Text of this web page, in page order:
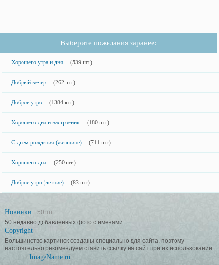
Выберите пожелания заранее:
Хорошего утра и дня (539 шт.)
Добрый вечер (262 шт.)
Доброе утро (1384 шт.)
Хорошего дня и настроения (180 шт.)
С днем рождения (женщине) (711 шт.)
Хорошего дня (250 шт.)
Доброе утро (летние) (83 шт.)
Новинки
50 шт.
50 недавно добавленных фото с именами.
Copyright
Большинство картинок созданы специально для сайта, поэтому
настоятельно рекомендуем ставить ссылку на сайт при их использовании.
ImageName.ru